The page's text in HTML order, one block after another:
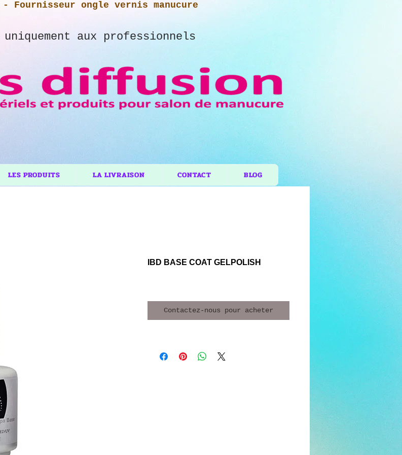
Fournisseur ongle vernis manucure
uniquement aux professionnels
LES PRODUITS LA LIVRAISON CONTACT BLOG
IBD BASE COAT GELPOLISH
Contactez-nous pour acheter